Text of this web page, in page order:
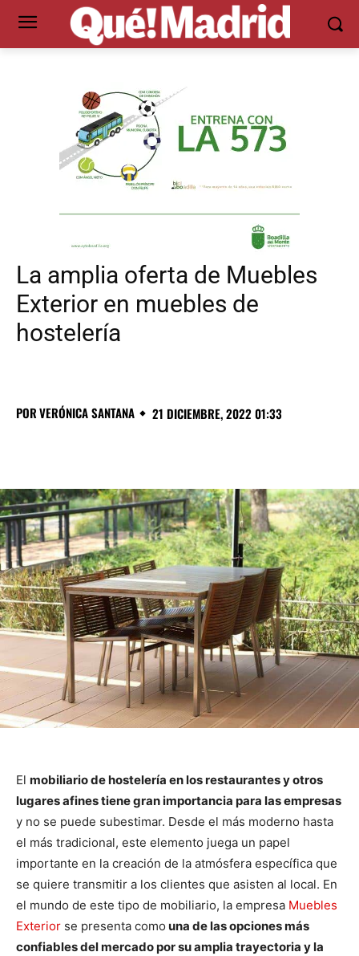
La amplia oferta de Muebles
Exterior en muebles de
hostelería
PORVERÓNICA SANTANA 21 DICIEMBRE, 2022 01:33
El mobiliario de hostelería en los restaurantes y otros
lugares afines tiene gran importancia para las empresas
y no se puede subestimar. Desde el más moderno hasta
el más tradicional, este elemento juega un papel
importante en la creación de la atmósfera específica que
se quiere transmitir a los clientes que asisten al local. En
el mundo de este tipo de mobiliario, la empresa Muebles
Exterior se presenta como una de las opciones más
confiables del mercado por su amplia trayectoria y la